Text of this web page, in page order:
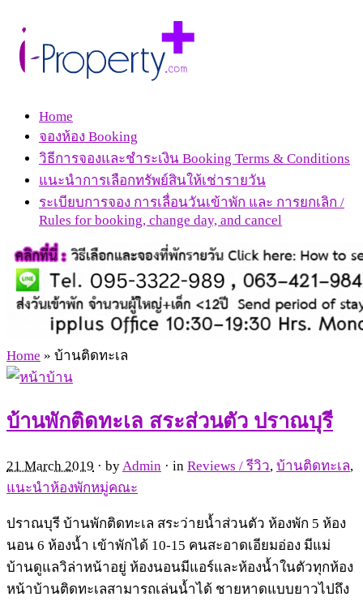
Home
จองห้อง Booking
วิธีการจองและชำระเงิน Booking Terms & Conditions
แนะนำการเลือกทรัพย์สินให้เช่ารายวัน
ระเบียบการจอง การเลื่อนวันเข้าพัก และ การยกเลิก /
Rules for booking, change day, and cancel
Home » บ้านติดทะเล
บ้านพักติดทะเล สระส่วนตัว ปราณบุรี
21 March 2019 · byAdmin · in Reviews / รีวิว, บ้านติดทะเล,
แนะนำห้องพักหมู่คณะ
ปราณบุรี บ้านพักติดทะเล สระว่ายน้ำส่วนตัว ห้องพัก 5 ห้อง
นอน 6 ห้องน้ำ เข้าพักได้ 10-15 คนสะอาดเอียมอ่อง มีแม่
บ้านดูแลวิล่าหน้าอยู่ ห้องนอนมีแอร์และห้องน้ำในตัวทุกห้อง
หน้าบ้านติดทะเลสามารถเล่นน้ำได้ ชายหาดแบบยาวไปถึง